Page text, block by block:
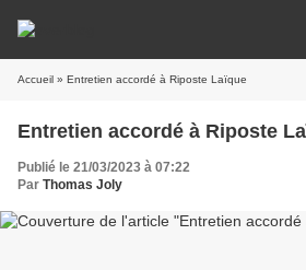
Accueil » Entretien accordé à Riposte Laïque
Entretien accordé à Riposte
Publié le 21/03/2023 à 07:22
Par Thomas Joly